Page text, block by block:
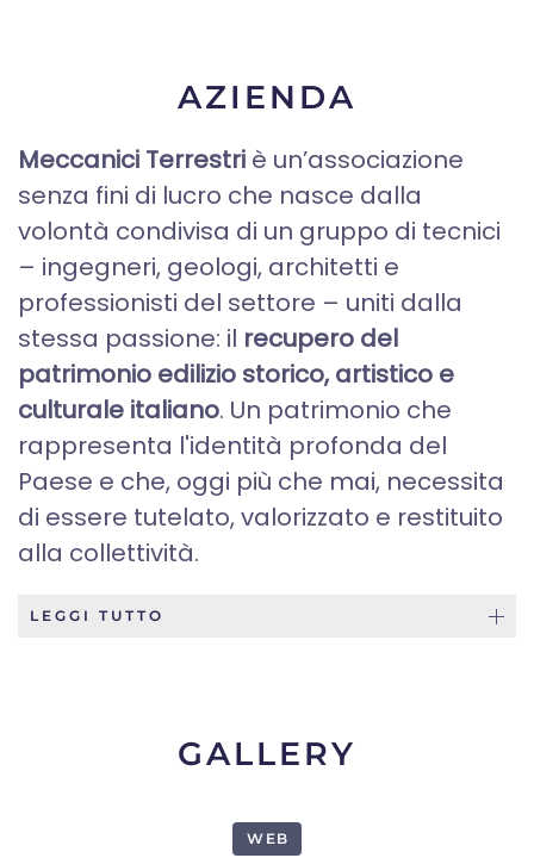
AZIENDA
Meccanici Terrestri è un’associazione
senza fini di lucro che nasce dalla
volontà condivisa di un gruppo di tecnici
– ingegneri, geologi, architetti e
professionisti del settore – uniti dalla
stessa passione: il recupero del
patrimonio edilizio storico, artistico e
culturale italiano. Un patrimonio che
rappresenta l'identità profonda del
Paese e che, oggi più che mai, necessita
di essere tutelato, valorizzato e restituito
alla collettività.
LEGGI TUTTO
GALLERY
WEB